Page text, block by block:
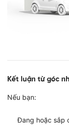
Kết luận từ góc
Nếu bạn:
Đang hoặc sắp